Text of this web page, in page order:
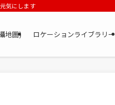
気にします
地圖) ロケーションライブラリー